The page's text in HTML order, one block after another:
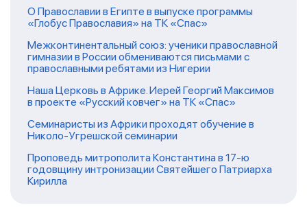
О Православии в Египте в выпуске программы
«Глобус Православия» на ТК «Спас»
Межконтинентальный союз: ученики православной
гимназии в России обмениваются письмами с
православными ребятами из Нигерии
Наша Церковь в Африке. Иерей Георгий Максимов
в проекте «Русский ковчег» на ТК «Спас»
Семинаристы из Африки проходят обучение в
Николо-Угрешской семинарии
Проповедь митрополита Константина в 17-ю
годовщину интронизации Святейшего Патриарха
Кирилла